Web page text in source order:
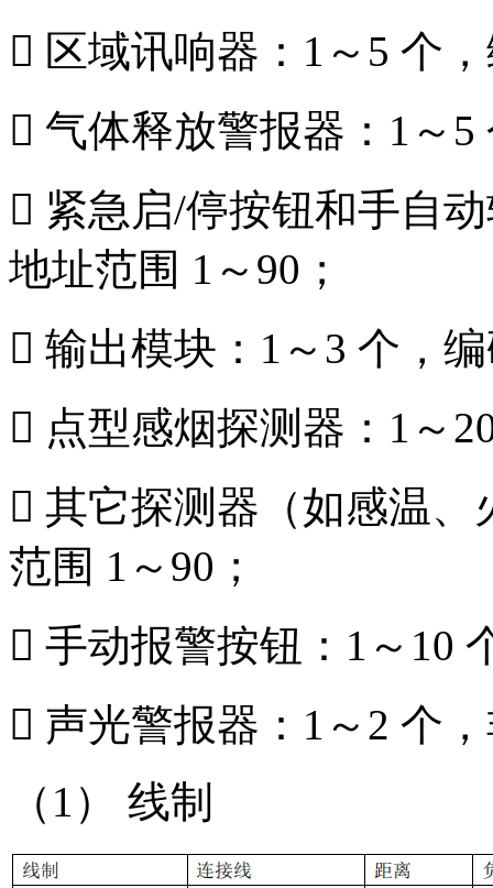
 区域讯响器：1～5 个
 气体释放警报器：1～
 紧急启/停按钮和手自
地址范围 1～90；
 输出模块：1～3 个，
 点型感烟探测器：1～
 其它探测器（如感温、
范围 1～90；
 手动报警按钮：1～10
 声光警报器：1～2 个
（1） 线制